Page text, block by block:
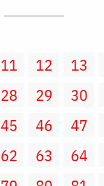
11 12 13
28 29 30
45 46 47
62 63 64